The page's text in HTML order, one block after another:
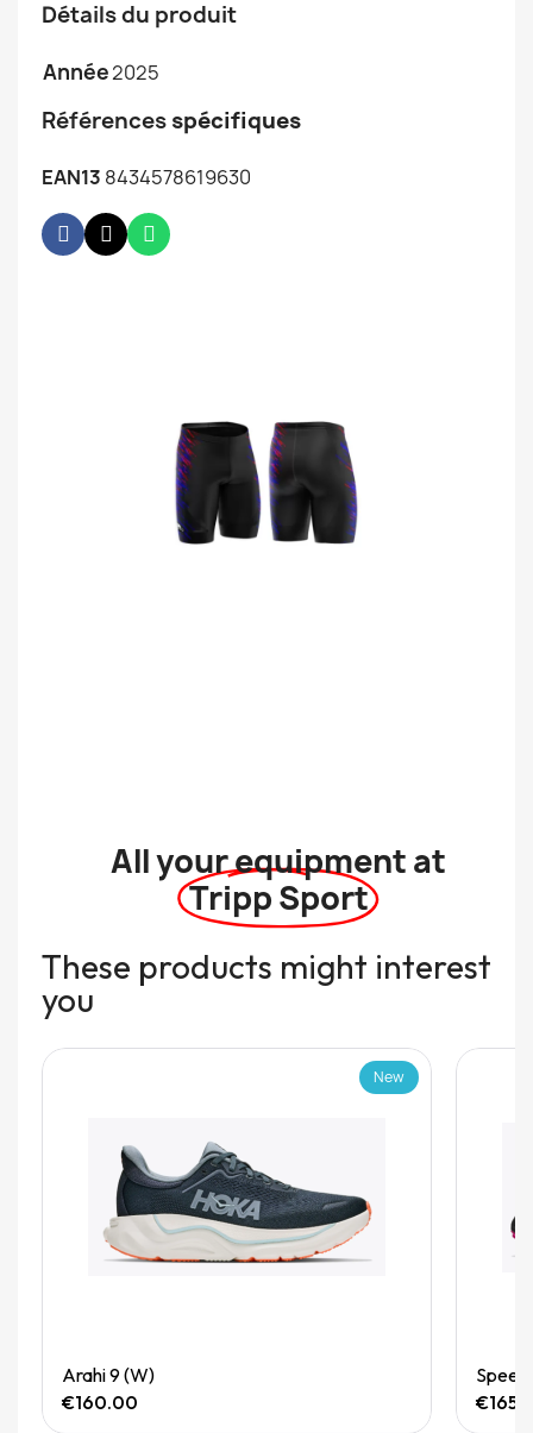
Détails du produit
Année2025
Références spécifiques
EAN13 8434578619630
All your equipment at
Tripp Sport
These products might interest
you
New
Arahi 9 (W)
€160.00